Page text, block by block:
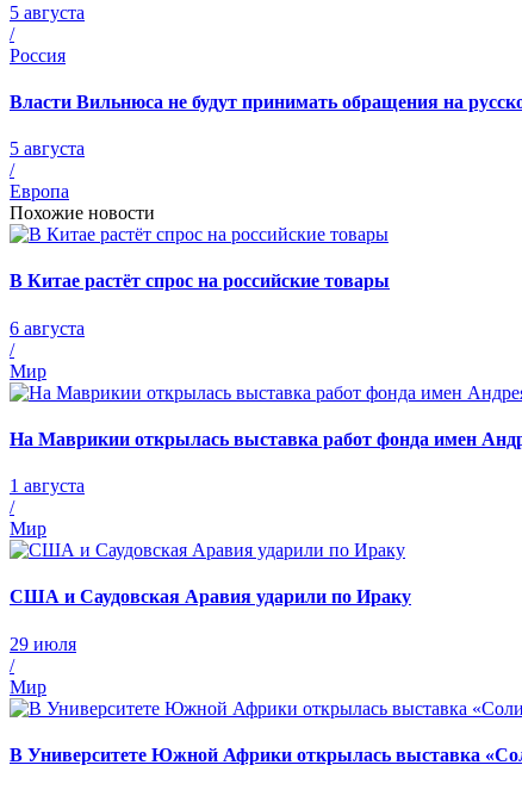
5 августа
/
Россия
Власти Вильнюса не будут принимать обращения на
5 августа
/
Европа
Похожие новости
В Китае растёт спрос на российские товары
6 августа
/
Мир
На Маврикии открылась выставка работ фонда имен
1 августа
/
Мир
США и Саудовская Аравия ударили по Ираку
29 июля
/
Мир
В Университете Южной Африки открылась выставка